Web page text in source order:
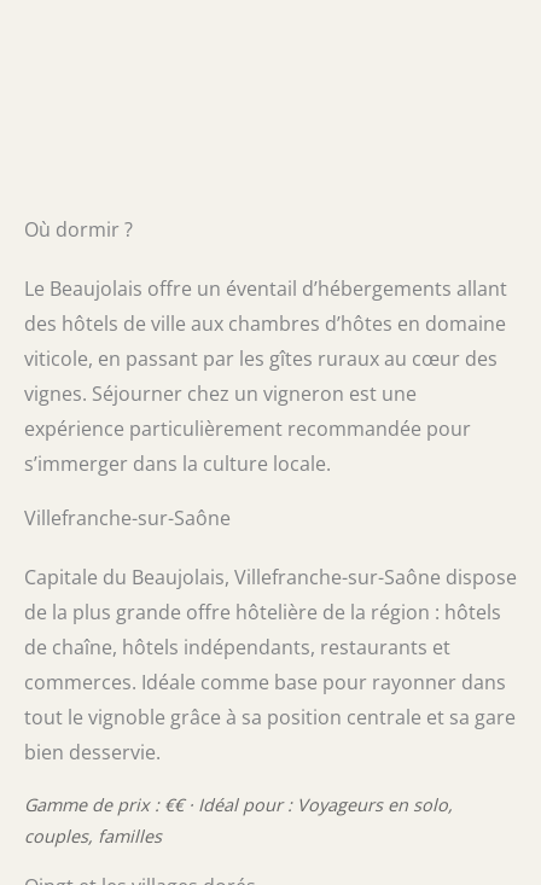
Où dormir ?
Le Beaujolais offre un éventail d’hébergements allant
des hôtels de ville aux chambres d’hôtes en domaine
viticole, en passant par les gîtes ruraux au cœur des
vignes. Séjourner chez un vigneron est une
expérience particulièrement recommandée pour
s’immerger dans la culture locale.
Villefranche-sur-Saône
Capitale du Beaujolais, Villefranche-sur-Saône dispose
de la plus grande offre hôtelière de la région : hôtels
de chaîne, hôtels indépendants, restaurants et
commerces. Idéale comme base pour rayonner dans
tout le vignoble grâce à sa position centrale et sa gare
bien desservie.
Gamme de prix : €€ · Idéal pour : Voyageurs en solo,
couples, familles